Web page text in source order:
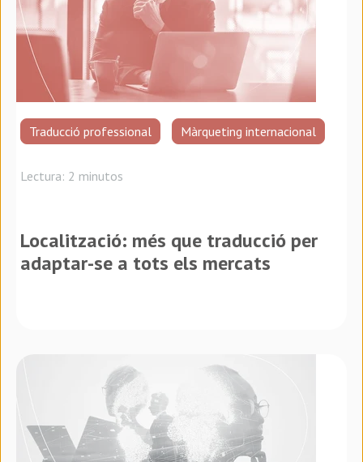
Traducció professional Màrqueting internacional
Lectura: 2 minutos
Localització: més que traducció per
adaptar-se a tots els mercats